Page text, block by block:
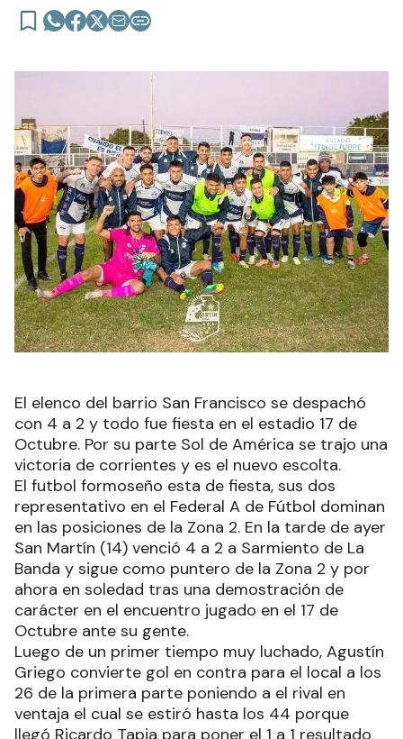
El elenco del barrio San Francisco se despachó
con 4 a 2 y todo fue fiesta en el estadio 17 de
Octubre. Por su parte Sol de América se trajo una
victoria de corrientes y es el nuevo escolta.
El futbol formoseño esta de fiesta, sus dos
representativo en el Federal A de Fútbol dominan
en las posiciones de la Zona 2. En la tarde de ayer
San Martín (14) venció 4 a 2 a Sarmiento de La
Banda y sigue como puntero de la Zona 2 y por
ahora en soledad tras una demostración de
carácter en el encuentro jugado en el 17 de
Octubre ante su gente.
Luego de un primer tiempo muy luchado, Agustín
Griego convierte gol en contra para el local a los
26 de la primera parte poniendo a el rival en
ventaja el cual se estiró hasta los 44 porque
llegó Ricardo Tapia para poner el 1 a 1 resultado